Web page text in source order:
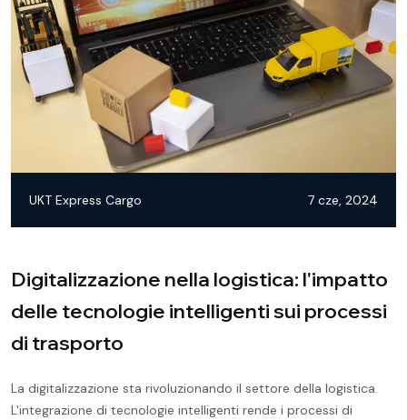
UKT Express Cargo 7 cze, 2024
Digitalizzazione nella logistica: l'impatto
delle tecnologie intelligenti sui processi
di trasporto
La digitalizzazione sta rivoluzionando il settore della logistica.
L'integrazione di tecnologie intelligenti rende i processi di